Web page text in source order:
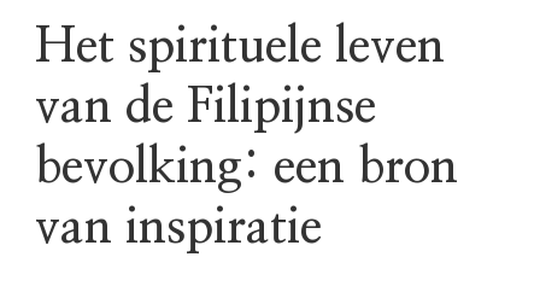
Het spirituele leven
van de Filipijnse
bevolking: een bron
van inspiratie